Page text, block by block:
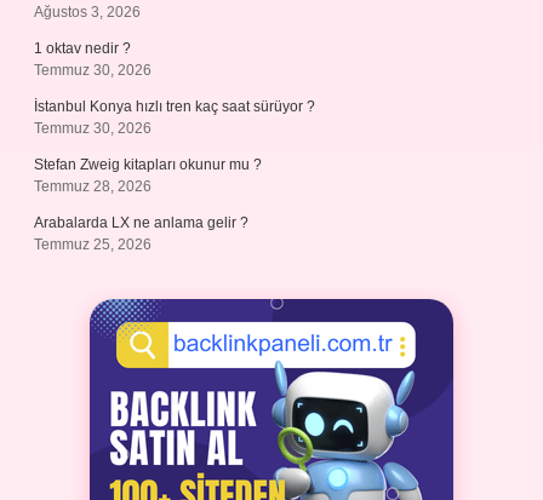
Ağustos 3, 2026
1 oktav nedir ?
Temmuz 30, 2026
İstanbul Konya hızlı tren kaç saat sürüyor ?
Temmuz 30, 2026
Stefan Zweig kitapları okunur mu ?
Temmuz 28, 2026
Arabalarda LX ne anlama gelir ?
Temmuz 25, 2026